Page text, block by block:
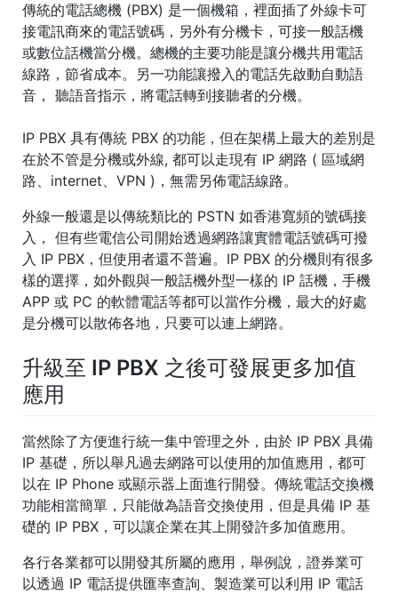
傳統的電話總機 (PBX) 是一個機箱，裡面插了外線卡可
接電訊商來的電話號碼，另外有分機卡，可接一般話機
或數位話機當分機。總機的主要功能是讓分機共用電話
線路，節省成本。另一功能讓撥入的電話先啟動自動語
音， 聽語音指示，將電話轉到接聽者的分機。
IP PBX 具有傳統 PBX 的功能，但在架構上最大的差別是
在於不管是分機或外線, 都可以走現有 IP 網路 ( 區域網
路、internet、VPN )，無需另佈電話線路。
外線一般還是以傳統類比的 PSTN 如香港寬頻的號碼接
入， 但有些電信公司開始透過網路讓實體電話號碼可撥
入 IP PBX，但使用者還不普遍。IP PBX 的分機則有很多
樣的選擇，如外觀與一般話機外型一樣的 IP 話機，手機
APP 或 PC 的軟體電話等都可以當作分機，最大的好處
是分機可以散佈各地，只要可以連上網路。
升級至 IP PBX 之後可發展更多加值
應用
當然除了方便進行統一集中管理之外，由於 IP PBX 具備
IP 基礎，所以舉凡過去網路可以使用的加值應用，都可
以在 IP Phone 或顯示器上面進行開發。傳統電話交換機
功能相當簡單，只能做為語音交換使用，但是具備 IP 基
礎的 IP PBX，可以讓企業在其上開發許多加值應用。
各行各業都可以開發其所屬的應用，舉例說，證券業可
以透過 IP 電話提供匯率查詢、製造業可以利用 IP 電話